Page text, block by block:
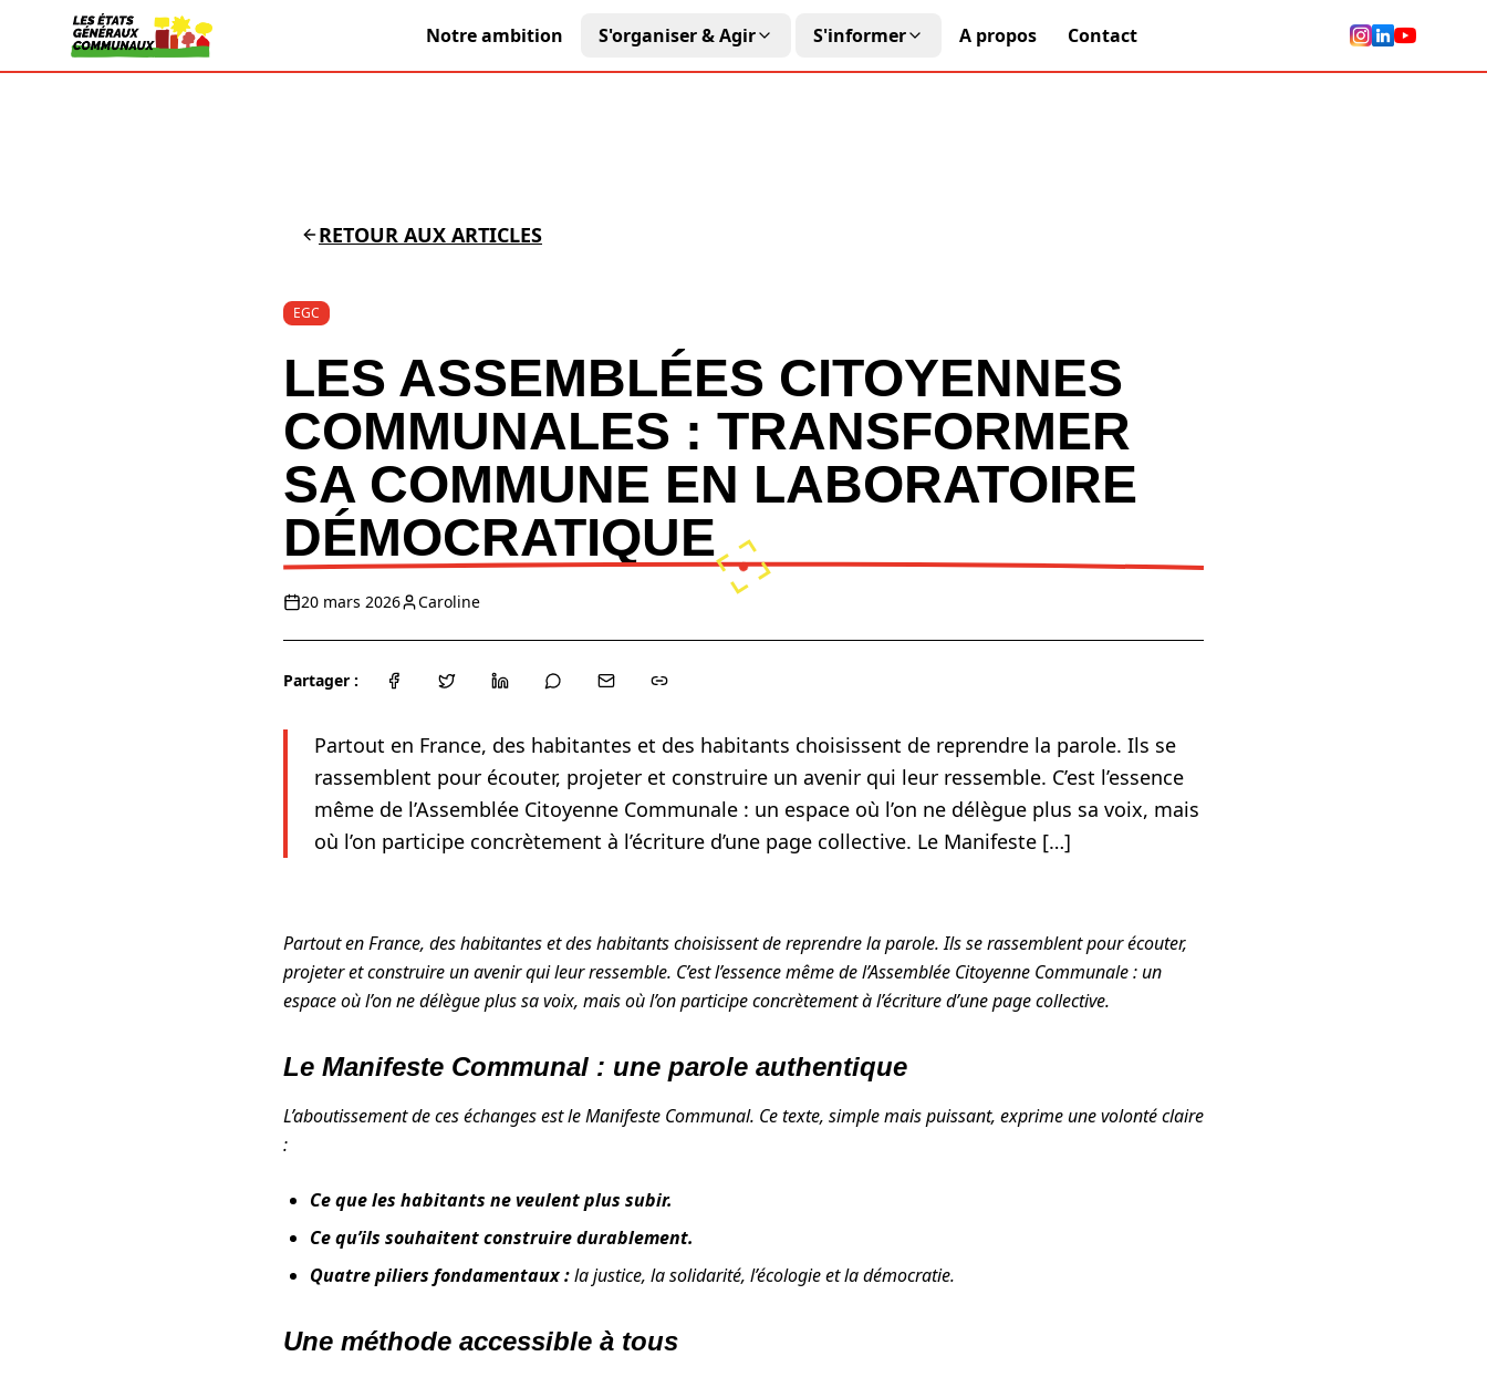
Notre ambition S'organiser & Agir S'informer A propos Contact
RETOUR AUX ARTICLES
EGC
LES ASSEMBLÉES CITOYENNES
COMMUNALES : TRANSFORMER
SA COMMUNE EN LABORATOIRE
DÉMOCRATIQUE
20 mars 2026 Caroline
Partager :
Partout en France, des habitantes et des habitants choisissent de reprendre la parole. Ils se
rassemblent pour écouter, projeter et construire un avenir qui leur ressemble. C’est l’essence
même de l’Assemblée Citoyenne Communale : un espace où l’on ne délègue plus sa voix, mais
où l’on participe concrètement à l’écriture d’une page collective. Le Manifeste […]
Partout en France, des habitantes et des habitants choisissent de reprendre la parole. Ils se rassemblent pour écouter,
projeter et construire un avenir qui leur ressemble. C’est l’essence même de l’Assemblée Citoyenne Communale : un
espace où l’on ne délègue plus sa voix, mais où l’on participe concrètement à l’écriture d’une page collective.
Le Manifeste Communal : une parole authentique
L’aboutissement de ces échanges est le Manifeste Communal. Ce texte, simple mais puissant, exprime une volonté claire
:
Ce que les habitants ne veulent plus subir.
Ce qu’ils souhaitent construire durablement.
Quatre piliers fondamentaux :la justice, la solidarité, l’écologie et la démocratie.
Une méthode accessible à tous